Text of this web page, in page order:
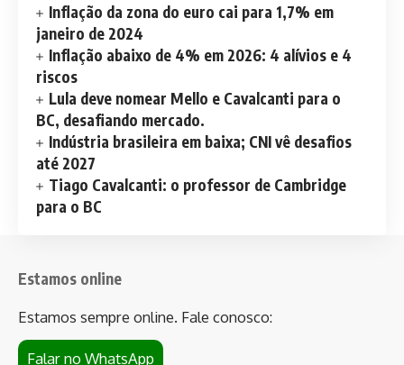
Inflação da zona do euro cai para 1,7% em
janeiro de 2024
Inflação abaixo de 4% em 2026: 4 alívios e 4
riscos
Lula deve nomear Mello e Cavalcanti para o
BC, desafiando mercado.
Indústria brasileira em baixa; CNI vê desafios
até 2027
Tiago Cavalcanti: o professor de Cambridge
para o BC
Estamos online
Estamos sempre online. Fale conosco:
Falar no WhatsApp